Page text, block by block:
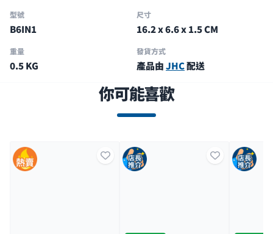
型號
B6IN1
尺寸
16.2 x 6.6 x 1.5 CM
重量
0.5 KG
發貨方式
產品由JHC配送
你可能喜歡